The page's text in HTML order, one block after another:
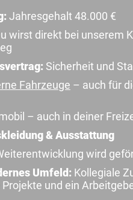
Jahresgehalt 48.000 €
wirst direkt bei unserem
Sicherheit und
Fahrzeuge – auch für
– auch in deiner
& Ausstattung
wird
Umfeld: Kollegiale
und ein